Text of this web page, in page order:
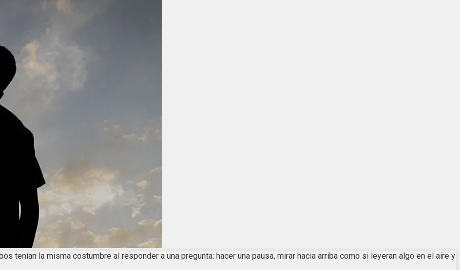
tenían la misma costumbre al responder a una pregunta: hacer una pausa, mirar hacia arriba como si leyeran algo en el aire y